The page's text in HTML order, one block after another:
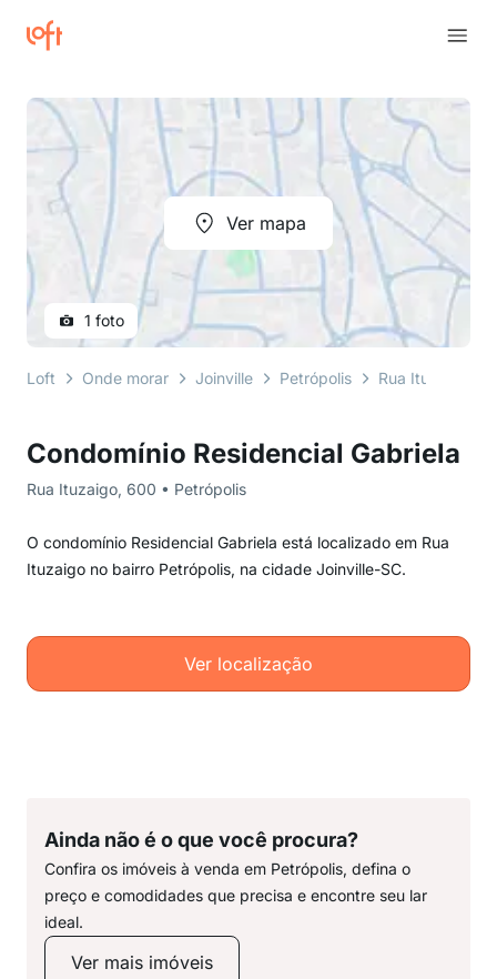
Condomínio Residencial Gabriela
Rua Ituzaigo, 600 • Petrópolis
O condomínio Residencial Gabriela está localizado em Rua
Ituzaigo no bairro Petrópolis, na cidade Joinville-SC.
Ver localização
Ver mapa
1 foto
Loft Onde morar Joinville Petrópolis Rua Ituzaigo
Ainda não é o que você procura?
Confira os imóveis à venda em Petrópolis, defina o
preço e comodidades que precisa e encontre seu lar
ideal.
Ver mais imóveis